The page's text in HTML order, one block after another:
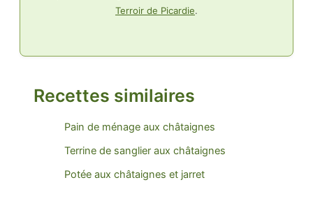
Terroir de Picardie.
Recettes similaires
Pain de ménage aux châtaignes
Terrine de sanglier aux châtaignes
Potée aux châtaignes et jarret